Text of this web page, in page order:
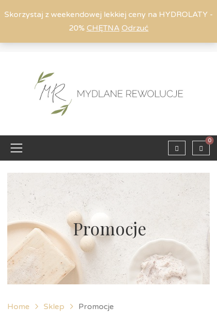
Skorzystaj z weekendowej lekkiej ceny na HYDROLATY -
20% CHĘTNA Odrzuć
0
Promocje
Home Sklep Promocje